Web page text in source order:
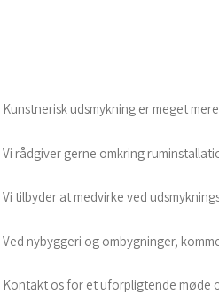
Kunstnerisk udsmykning er meget
Vi rådgiver gerne omkring
Vi tilbyder at medvirke ved
Ved nybyggeri og ombygninger,
Kontakt os for et uforpligtende møde